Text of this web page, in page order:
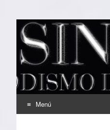
EL
Periodismo Inteligente
Menú